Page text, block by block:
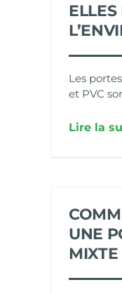
ELLES
Les
et PVC
Lire la
UNE